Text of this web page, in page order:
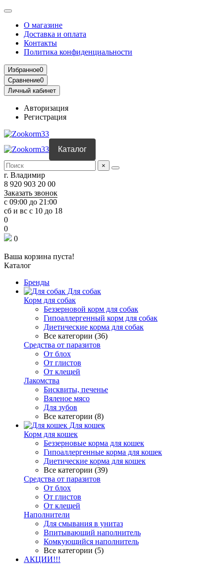
О магазине
Доставка и оплата
Контакты
Политика конфиденциальности
Избранное0
Сравнение0
Личный кабинет
Авторизация
Регистрация
Каталог
×
г. Владимир
8 920 903 20 00
Заказать звонок
с 09:00 до 21:00
сб и вс с 10 до 18
0
0
0
Ваша корзина пуста!
Каталог
Бренды
Для собак
Корм для собак
Беззерновой корм для собак
Гипоаллергенный корм для собак
Диетические корма для собак
Все категории (36)
Средства от паразитов
От блох
От глистов
От клещей
Лакомства
Бисквиты, печенье
Вяленое мясо
Для зубов
Все категории (8)
Для кошек
Корм для кошек
Беззерновые корма для кошек
Гипоаллергенные корма для кошек
Диетические корма для кошек
Все категории (39)
Средства от паразитов
От блох
От глистов
От клещей
Наполнители
Для смывания в унитаз
Впитывающий наполнитель
Комкующийся наполнитель
Все категории (5)
АКЦИИ!!!